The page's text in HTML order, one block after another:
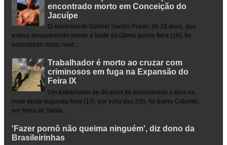
encontrado morto em Conceição do
Jacuípe
O adolescente Gabriel Santos Prado, de 16 anos, que
estava desaparecido desde a tarde da última quinta-feira (16), foi
encontrado morto nest...
Trabalhador é morto ao cruzar com
criminosos em fuga na Expansão do
Feira IX
Um trabalhador de 30 anos foi assassinado a tiros na
noite desta segunda-feira (13), por volta das 20h, no bairro Calumbi,
em Feira de Santa...
'Fazer pornô não queima ninguém', diz dono da
Brasileirinhas